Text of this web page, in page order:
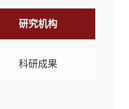
研究机构
科研成果